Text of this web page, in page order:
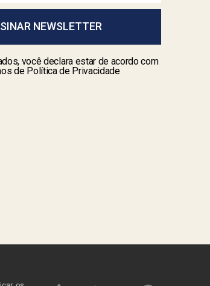
NEWSLETTER
você declara estar de acordo com
de Política de Privacidade